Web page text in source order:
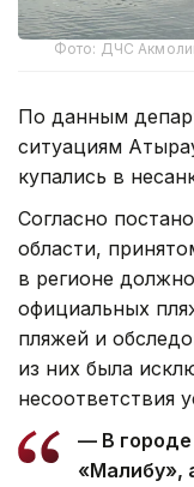
Фото: ДЧС
По данным
ситуациям
купались в
Согласно
области,
в регионе
официальных
пляжей и
из них была
несоответствия
— В
«Малибу»,